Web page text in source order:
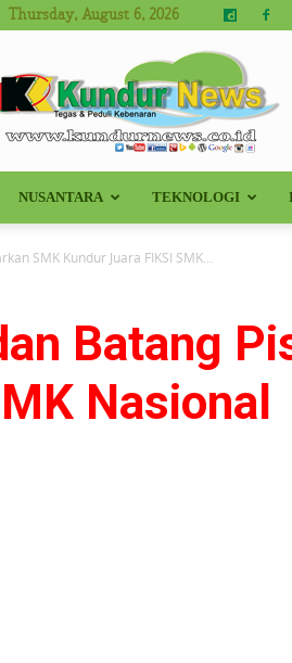
Thursday, August 6, 2026
Kundur
News
NUSANTARA TEKNOLOGI
SMK Kundur Juara FIKSI SMK...
Batang
Nasional